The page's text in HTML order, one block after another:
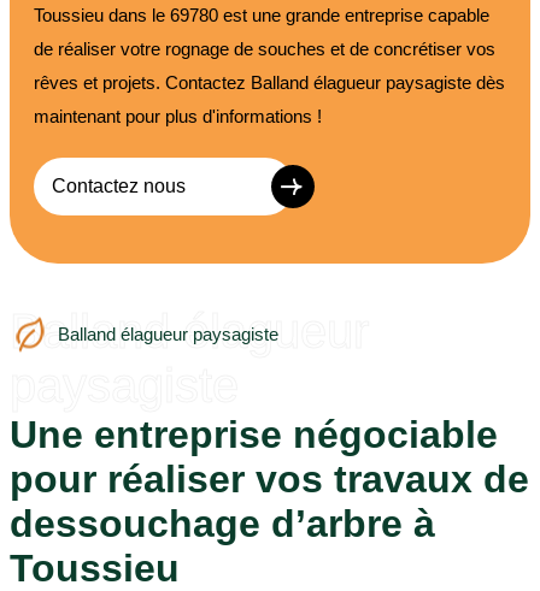
Toussieu dans le 69780 est une grande entreprise capable
de réaliser votre rognage de souches et de concrétiser vos
rêves et projets. Contactez Balland élagueur paysagiste dès
maintenant pour plus d'informations !
Contactez nous
Balland élagueur paysagiste
Balland élagueur
Une entreprise négociable
pour réaliser vos travaux de
dessouchage d’arbre à
Toussieu